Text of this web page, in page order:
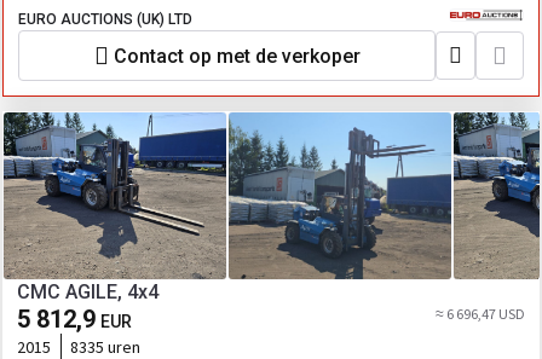
EURO AUCTIONS (UK) LTD
Contact op met de verkoper
CMC AGILE, 4x4
5 812,9 EUR ≈ 6 696,47 USD
2015
8335 uren